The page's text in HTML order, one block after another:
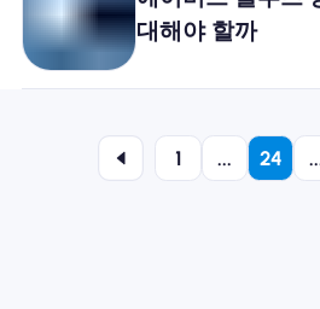
대해야 할까
1 ... 24